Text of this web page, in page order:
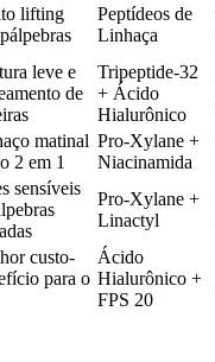
lifting
Peptídeos de
Linhaça
leve e
de
Tripeptide-32
+ Ácido
Hialurônico
matinal
2 em 1
Pro-Xylane +
Niacinamida
sensíveis
Pro-Xylane +
Linactyl
custo-
para o
Ácido
Hialurônico +
FPS 20